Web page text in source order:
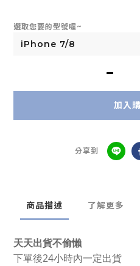
選取您要的型號喔~
加入
分享到
商品描述 了解更多
天天出貨不偷懶
下單後24小時內一定出貨